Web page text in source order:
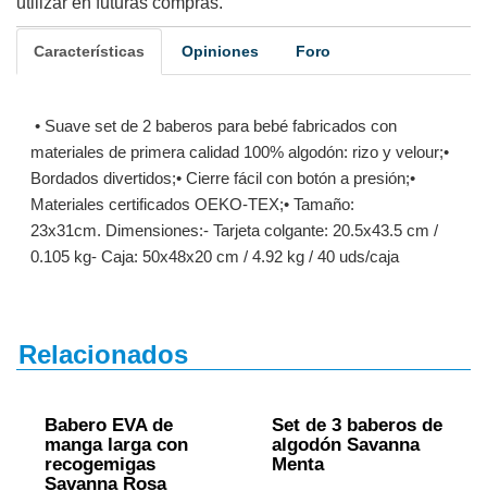
Características Opiniones Foro
• Suave set de 2 baberos para bebé fabricados con
materiales de primera calidad 100% algodón: rizo y velour;•
Bordados divertidos;• Cierre fácil con botón a presión;•
Materiales certificados OEKO-TEX;• Tamaño:
23x31cm. Dimensiones:- Tarjeta colgante: 20.5x43.5 cm /
0.105 kg- Caja: 50x48x20 cm / 4.92 kg / 40 uds/caja
Relacionados
Babero ЕVA de
manga larga con
recogemigas
Savanna Rosa
Set de 3 baberos de
algodón Savanna
Menta